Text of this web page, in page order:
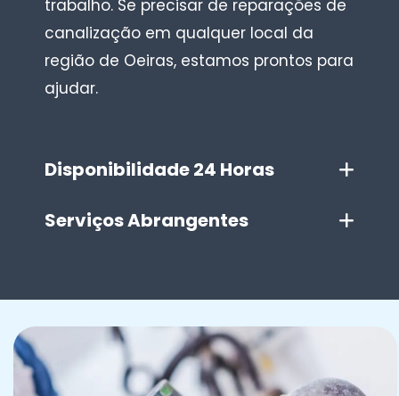
trabalho. Se precisar de reparações de
canalização em qualquer local da
região de Oeiras, estamos prontos para
ajudar.
Disponibilidade 24 Horas
Serviços Abrangentes